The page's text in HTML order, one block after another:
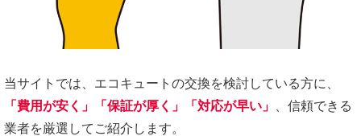
当サイトでは、エコキュートの交換を検討している方に、
「費用が安く」「保証が厚く」「対応が早い」
、信頼できる
業者を厳選してご紹介します。